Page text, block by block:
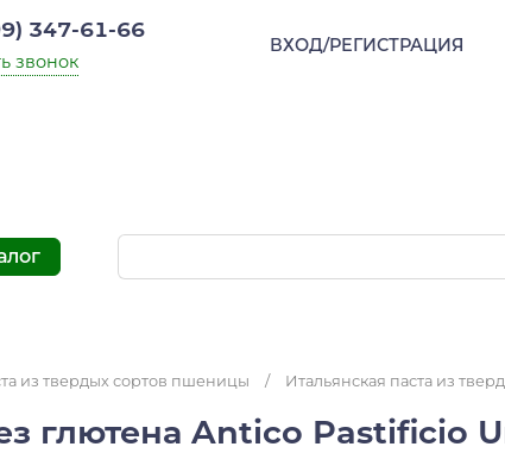
347-61-66
звонок
ВХОД/РЕГИСТРАЦИЯ
из твердых сортов пшеницы / Итальянская паста из
глютена Antico Pastificio